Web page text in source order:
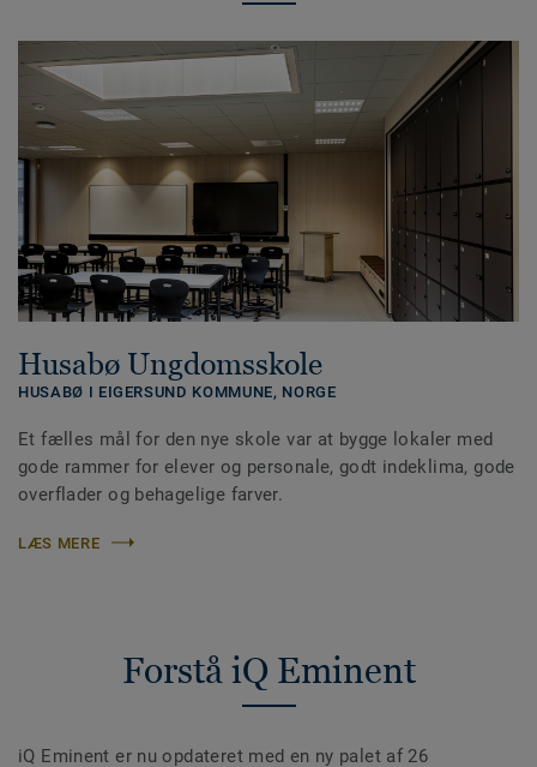
Husabø Ungdomsskole
HUSABØ I EIGERSUND KOMMUNE, NORGE
Et fælles mål for den nye skole var at bygge lokaler med
gode rammer for elever og personale, godt indeklima, gode
overflader og behagelige farver.
LÆS MERE
Forstå iQ Eminent
iQ Eminent er nu opdateret med en ny palet af 26